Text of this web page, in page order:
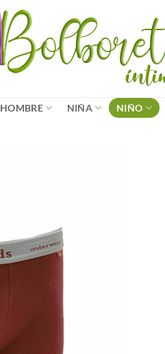
HOMBRE NIÑA NIÑO